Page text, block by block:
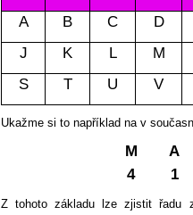
A
B C D
J
K L M
S
T U V
Ukažme si to například na v
M A
4
1
Z tohoto základu lze zjistit řadu